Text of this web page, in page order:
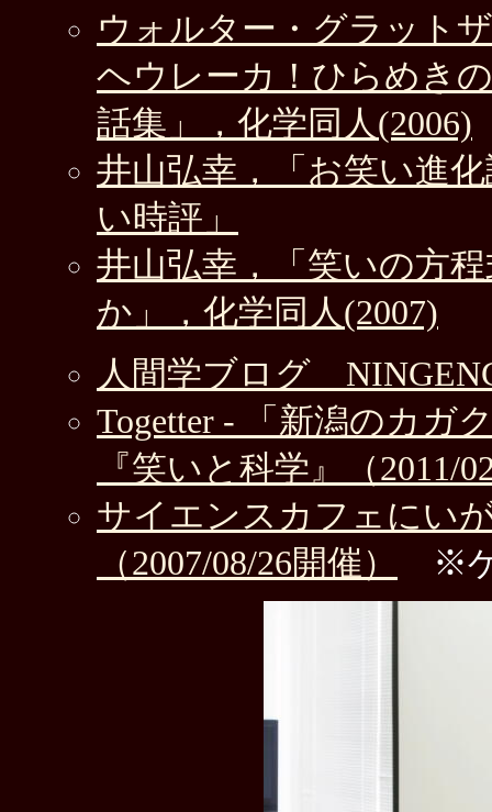
ウォルター・グラット
ヘウレーカ！ひらめき
話集」，化学同人(2006)
井山弘幸，「お笑い進
い時評」
井山弘幸，「笑いの方
か」，化学同人(2007)
人間学ブログ
Togetter - 「新潟のカガ
『笑いと科学』（2011/
サイエンスカフェにい
（2007/08/26開催）
※ゲ